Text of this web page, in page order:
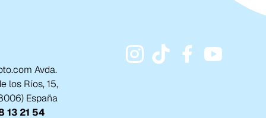
Avda.
los Ríos, 15,
España
13 21 54